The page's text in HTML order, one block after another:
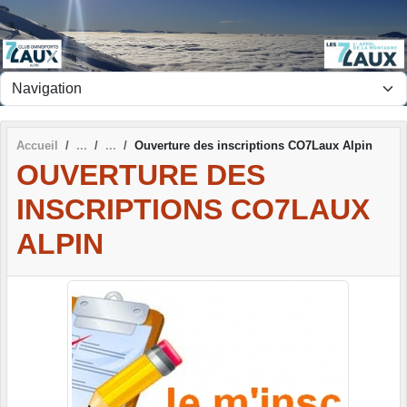
Accueil Ouverture des inscriptions CO7Laux Alpin
OUVERTURE DES
INSCRIPTIONS CO7LAUX
ALPIN
Panneau de gestion des cookies